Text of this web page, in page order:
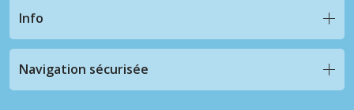
Info
Navigation sécurisée